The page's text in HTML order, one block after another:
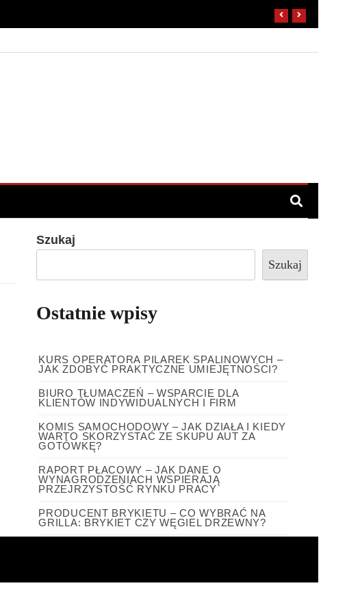
Szukaj
Szukaj
Ostatnie wpisy
KURS OPERATORA PILAREK SPALINOWYCH –
JAK ZDOBYĆ PRAKTYCZNE UMIEJĘTNOŚCI?
BIURO TŁUMACZEŃ – WSPARCIE DLA
KLIENTÓW INDYWIDUALNYCH I FIRM
KOMIS SAMOCHODOWY – JAK DZIAŁA I KIEDY
WARTO SKORZYSTAĆ ZE SKUPU AUT ZA
GOTÓWKĘ?
RAPORT PŁACOWY – JAK DANE O
WYNAGRODZENIACH WSPIERAJĄ
PRZEJRZYSTOŚĆ RYNKU PRACY
PRODUCENT BRYKIETU – CO WYBRAĆ NA
GRILLA: BRYKIET CZY WĘGIEL DRZEWNY?